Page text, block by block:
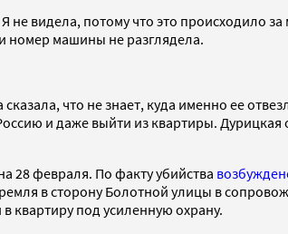
видела, потому что это происходило
номер машины не разглядела.
что не знает, куда именно ее
и даже выйти из квартиры. Дурицкая
28 февраля. По факту убийства
в сторону Болотной улицы в
квартиру под усиленную охрану.